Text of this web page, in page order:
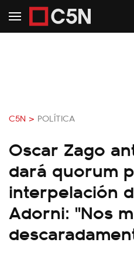
C5N > POLÍTICA
Oscar Zago
dará quorum
interpelación
Adorni: "Nos